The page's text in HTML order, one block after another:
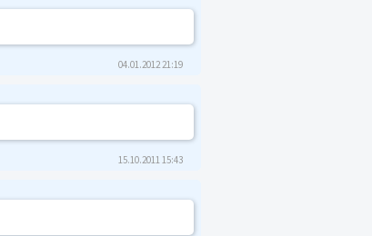
04.01.2012 21:19
15.10.2011 15:43